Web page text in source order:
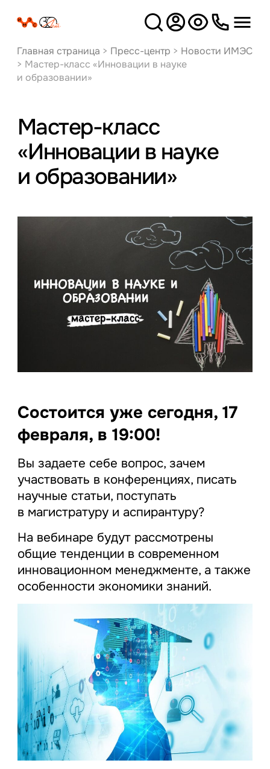
Версия
для слабовидящих
Главная страница > Пресс-центр > Новости ИМЭС
> Мастер-класс «Инновации в науке
и образовании»
Мастер-класс
«Инновации в науке
и образовании»
Состоится уже сегодня, 17
февраля, в 19:00!
Вы задаете себе вопрос, зачем
участвовать в конференциях, писать
научные статьи, поступать
в магистратуру и аспирантуру?
На вебинаре будут рассмотрены
общие тенденции в современном
инновационном менеджменте, а также
особенности экономики знаний.